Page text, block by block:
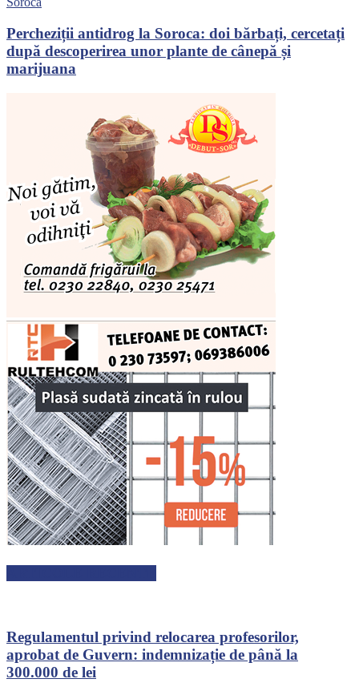
Percheziții antidrog la Soroca: doi bărbați, cercetați
după descoperirea unor plante de cânepă și
marijuana
Regulamentul privind relocarea profesorilor,
aprobat de Guvern: indemnizație de până la
300.000 de lei